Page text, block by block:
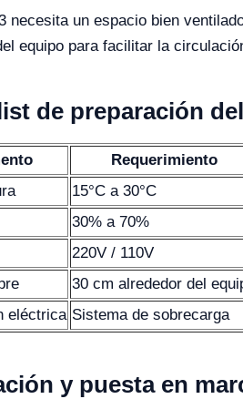
necesita un espacio bien
equipo para facilitar la
de preparación
Requerimiento
15°C a 30°C
30% a 70%
220V / 110V
30 cm alrededor del
eléctrica Sistema de sobrecarga
y puesta en